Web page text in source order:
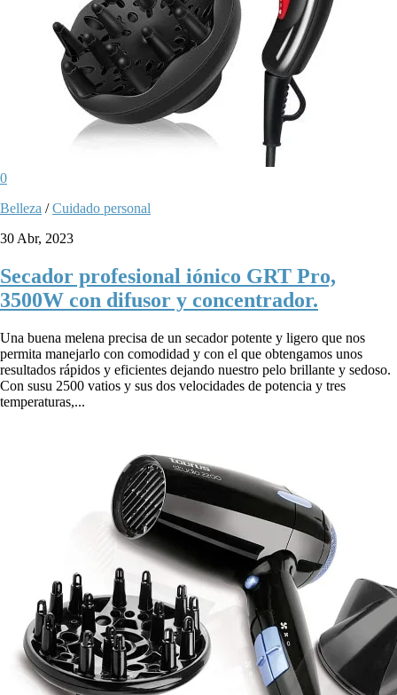
0
Belleza /Cuidado personal
30 Abr, 2023
Secador profesional iónico GRT Pro,
3500W con difusor y concentrador.
Una buena melena precisa de un secador potente y ligero que nos
permita manejarlo con comodidad y con el que obtengamos unos
resultados rápidos y eficientes dejando nuestro pelo brillante y sedoso.
Con susu 2500 vatios y sus dos velocidades de potencia y tres
temperaturas,...